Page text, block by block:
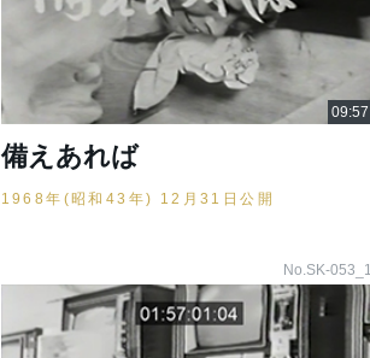
備えあれば
1968年(昭和43年) 12月31日公開
No.SK-053_1